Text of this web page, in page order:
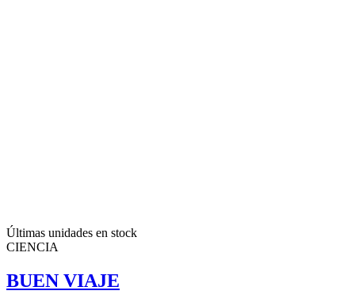
Últimas unidades en stock
CIENCIA
BUEN VIAJE